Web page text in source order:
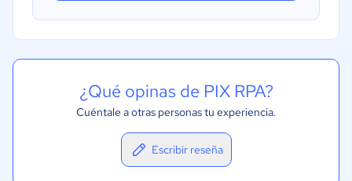
¿Qué opinas de PIX RPA?
Cuéntale a otras personas tu experiencia.
Escribir reseña